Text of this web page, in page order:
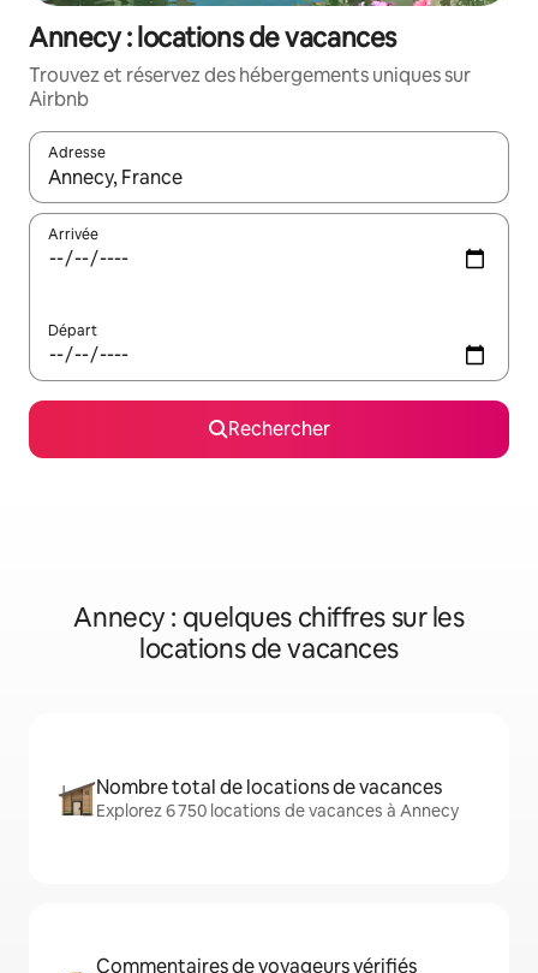
Annecy : locations de vacances
Trouvez et réservez des hébergements uniques sur
Airbnb
Adresse
Lorsque les résultats s'affichent, utilisez les flèches vers le
Arrivée
Départ
Rechercher
Annecy : quelques chiffres sur les
locations de vacances
Nombre total de locations de vacances
Explorez 6 750 locations de vacances à Annecy
Commentaires de voyageurs vérifiés